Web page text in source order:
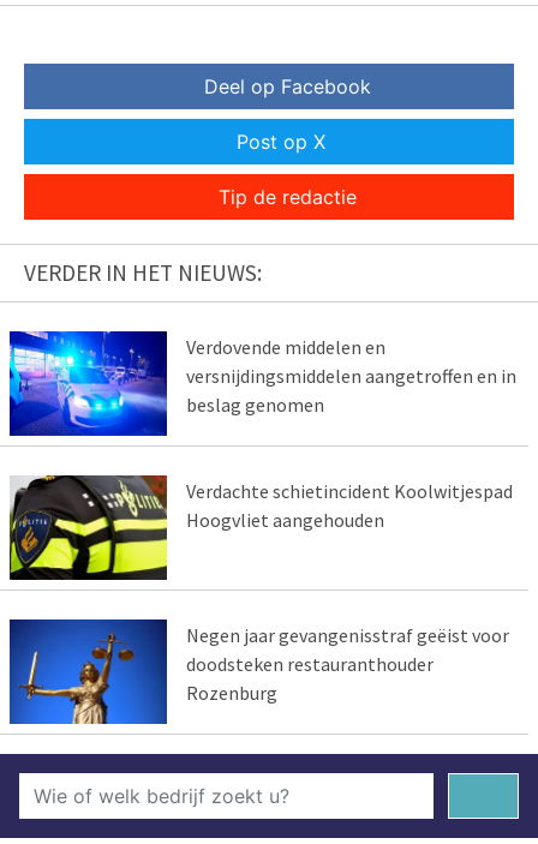
Deel op Facebook
Post op X
Tip de redactie
VERDER IN HET NIEUWS:
Verdovende middelen en
versnijdingsmiddelen aangetroffen en in
beslag genomen
Verdachte schietincident Koolwitjespad
Hoogvliet aangehouden
Negen jaar gevangenisstraf geëist voor
doodsteken restauranthouder
Rozenburg